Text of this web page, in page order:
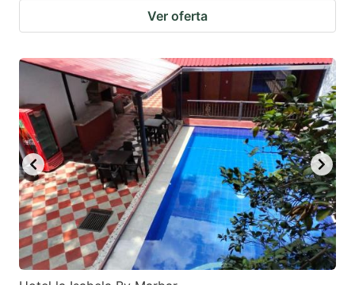
Ver oferta